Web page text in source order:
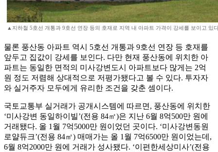
▲지하철 5호선 개통과 9호선 연장 등의 호재로 지역 내 아파트 가격이 강세를 보이고 있
물론 풍산동 아파트 역시 5호선 개통과 9호선 연장 등 호재를
앞두고 집값이 강세를 보인다. 다만 현재 풍산동에 위치한 아
파트는 동일한 면적의 미사강변도시 아파트보다 많게는 2억
원 정도 저렴해 상대적으로 저평가됐다고 볼 수 있다. 투자자
와 실거주자 모두에게 유리한 조건을 갖춘 셈이다.
국토교통부 실거래가 공개시스템에 따르면, 풍산동에 위치한
‘미사강변 동일하이빌’(전용 84㎡)은 지난 6월 8억500만 원에
거래됐다. 올 1월 7억5000만 원이었던 곳이다. ‘미사강변동원
로얄듀크’(전용 84㎡) 매매가는 올 1월 7억6500만 원이었는데,
6월 8억2000만 원에 거래가 성사됐다. ‘이편한세상미사’(전용